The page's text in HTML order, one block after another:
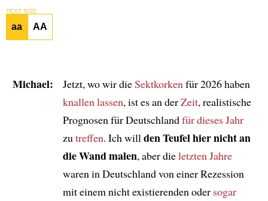
TEXT SIZE
aa AA
Michael: Jetzt, wo wir dieSektkorken für 2026 haben
knallen lassen, ist es an derZeit, realistische
Prognosen für Deutschlandfür dieses Jahr
zu treffen. Ich will den Teufel hier nicht an
die Wand malen, aber dieletzten Jahre
waren in Deutschland von einer Rezession
mit einem nicht existierenden oder sogar